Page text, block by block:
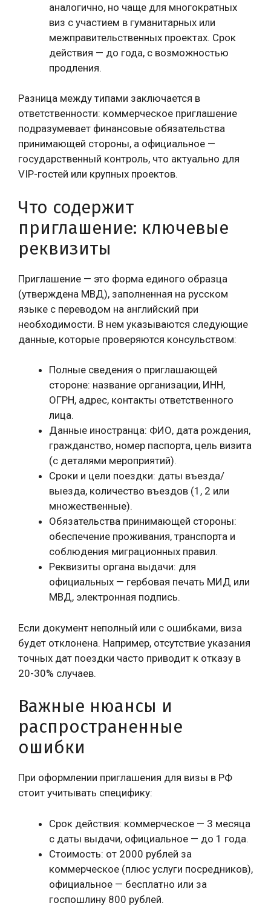
аналогично, но чаще для многократных
виз с участием в гуманитарных или
межправительственных проектах. Срок
действия — до года, с возможностью
продления.
Разница между типами заключается в
ответственности: коммерческое приглашение
подразумевает финансовые обязательства
принимающей стороны, а официальное —
государственный контроль, что актуально для
VIP-гостей или крупных проектов.
Что содержит
приглашение: ключевые
реквизиты
Приглашение — это форма единого образца
(утверждена МВД), заполненная на русском
языке с переводом на английский при
необходимости. В нем указываются следующие
данные, которые проверяются консульством:
Полные сведения о приглашающей
стороне: название организации, ИНН,
ОГРН, адрес, контакты ответственного
лица.
Данные иностранца: ФИО, дата рождения,
гражданство, номер паспорта, цель визита
(с деталями мероприятий).
Сроки и цели поездки: даты въезда/
выезда, количество въездов (1, 2 или
множественные).
Обязательства принимающей стороны:
обеспечение проживания, транспорта и
соблюдения миграционных правил.
Реквизиты органа выдачи: для
официальных — гербовая печать МИД или
МВД, электронная подпись.
Если документ неполный или с ошибками, виза
будет отклонена. Например, отсутствие указания
точных дат поездки часто приводит к отказу в
20-30% случаев.
Важные нюансы и
распространенные
ошибки
При оформлении приглашения для визы в РФ
стоит учитывать специфику:
Срок действия: коммерческое — 3 месяца
с даты выдачи, официальное — до 1 года.
Стоимость: от 2000 рублей за
коммерческое (плюс услуги посредников),
официальное — бесплатно или за
госпошлину 800 рублей.